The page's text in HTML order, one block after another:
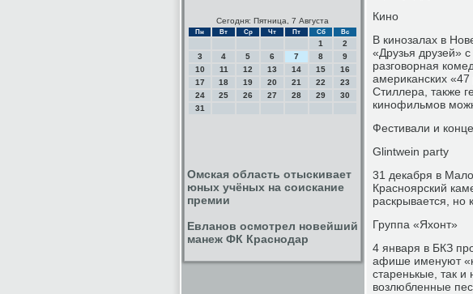
Сегодня: Пятница, 7 Августа
Пн Вт Ср Чт Пт Сб Вс
1
2
3
4 5 6 7 8
9
10
11 12 13 14 15
16
17
18 19 20 21 22
23
24
25 26 27 28 29
30
31
Омская область отыскивает
юных учёных на соискание
премии
Евланов осмотрел новейший
манеж ФК Краснодар
Кино
В кинозалах в
«Друзья друзей»
разговорная
американских
Стиллера, также
кинофильмов
Фестивали и
Glintwein party
31 декабря в
Красноярский
раскрывается,
Группа «Яхонт»
4 января в БКЗ
афише именуют
старенькые, так
возлюбленные